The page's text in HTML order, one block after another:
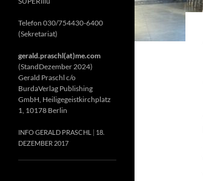
Telefon 030/754430-6400
(Sekretariat)
gerald.praschl(at)me.com
(StandDezember 2024)
Gerald Praschl c/o
BurdaVerlag Publishing
GmbH, Heiligegeistkirchplatz
1, 10178 Berlin
INFO GERALD PRASCHL
18.
DEZEMBER 2017